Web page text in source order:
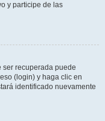
y participe de las
ser recuperada puede
(login) y haga clic en
identificado nuevamente